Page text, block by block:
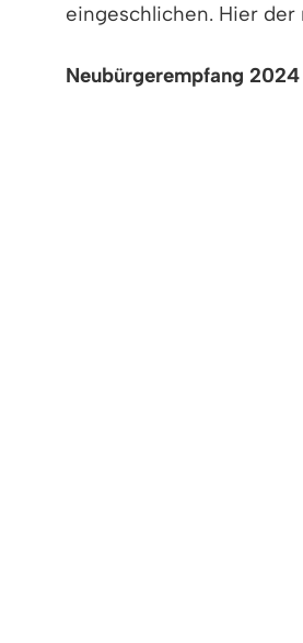
eingeschlichen. Hier
Neubürgerempfang 2024